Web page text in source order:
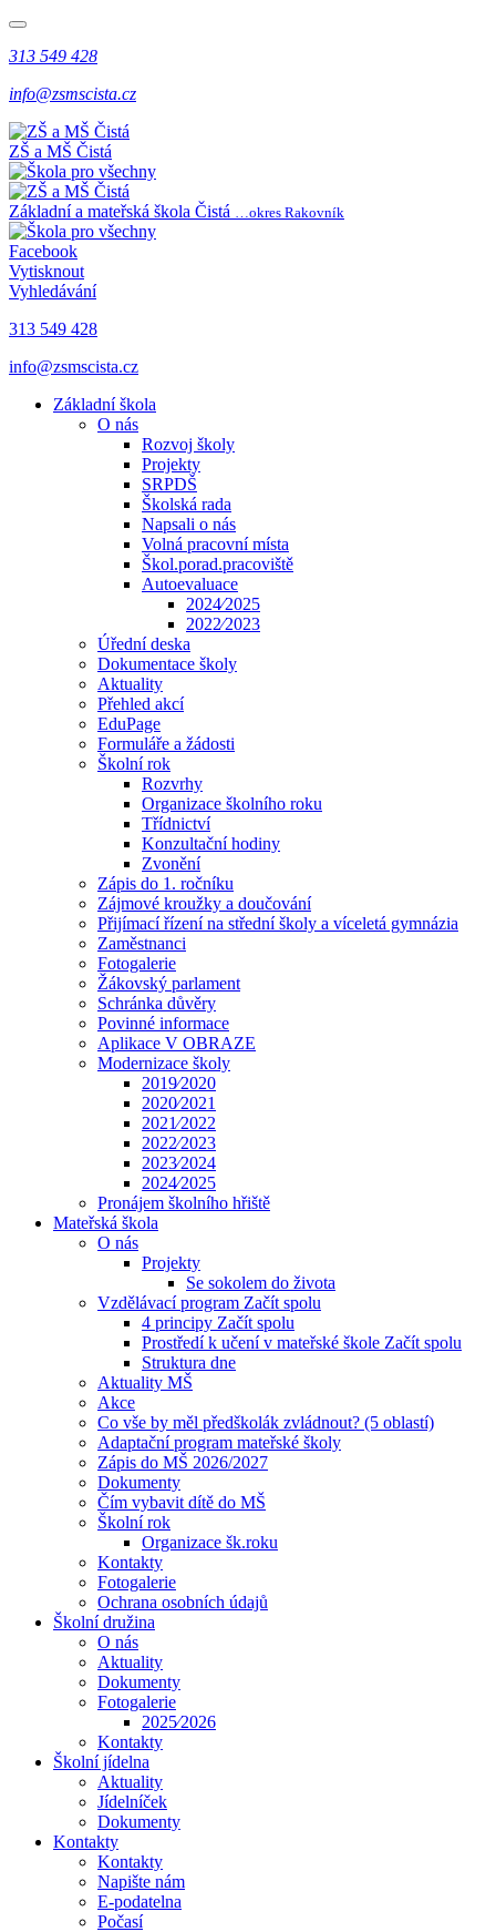
313 549 428
info@zsmscista.cz
ZŠ a MŠ Čistá
Základní a mateřská škola Čistá …okres Rakovník
Facebook
Vytisknout
Vyhledávání
313 549 428
info@zsmscista.cz
Základní škola
O nás
Rozvoj školy
Projekty
SRPDŠ
Školská rada
Napsali o nás
Volná pracovní místa
Škol.porad.pracoviště
Autoevaluace
2024⁄2025
2022⁄2023
Úřední deska
Dokumentace školy
Aktuality
Přehled akcí
EduPage
Formuláře a žádosti
Školní rok
Rozvrhy
Organizace školního roku
Třídnictví
Konzultační hodiny
Zvonění
Zápis do 1. ročníku
Zájmové kroužky a doučování
Přijímací řízení na střední školy a víceletá gymnázia
Zaměstnanci
Fotogalerie
Žákovský parlament
Schránka důvěry
Povinné informace
Aplikace V OBRAZE
Modernizace školy
2019⁄2020
2020⁄2021
2021⁄2022
2022⁄2023
2023⁄2024
2024⁄2025
Pronájem školního hřiště
Mateřská škola
O nás
Projekty
Se sokolem do života
Vzdělávací program Začít spolu
4 principy Začít spolu
Prostředí k učení v mateřské škole Začít spolu
Struktura dne
Aktuality MŠ
Akce
Co vše by měl předškolák zvládnout? (5 oblastí)
Adaptační program mateřské školy
Zápis do MŠ 2026/2027
Dokumenty
Čím vybavit dítě do MŠ
Školní rok
Organizace šk.roku
Kontakty
Fotogalerie
Ochrana osobních údajů
Školní družina
O nás
Aktuality
Dokumenty
Fotogalerie
2025⁄2026
Kontakty
Školní jídelna
Aktuality
Jídelníček
Dokumenty
Kontakty
Kontakty
Napište nám
E-podatelna
Počasí